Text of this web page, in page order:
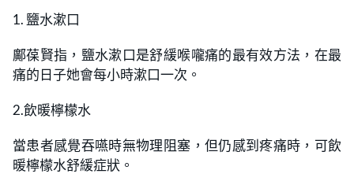
1. 鹽水漱口
鄺葆賢指，鹽水漱口是舒緩喉嚨痛的最有效方法，在最
痛的日子她會每小時漱口一次。
2.飲暖檸檬水
當患者感覺吞嚥時無物理阻塞，但仍感到疼痛時，可飲
暖檸檬水舒緩症狀。